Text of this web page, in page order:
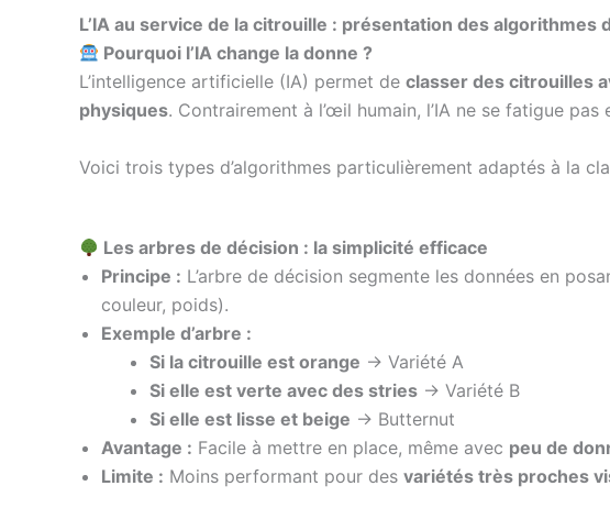
L’IA au service de la citrouille : présentation des algorithmes
Pourquoi l’IA change la donne ?
L’intelligence artificielle (IA) permet de classer des citrouilles
physiques. Contrairement à l’œil humain, l’IA ne se fatigue pas
Voici trois types d’algorithmes particulièrement adaptés à la
Les arbres de décision : la simplicité efficace
Principe : L’arbre de décision segmente les données en
couleur, poids).
Exemple d’arbre :
Si la citrouille est orange → Variété A
Si elle est verte avec des stries → Variété B
Si elle est lisse et beige → Butternut
Avantage : Facile à mettre en place, même avec peu de
Limite : Moins performant pour des variétés très proches